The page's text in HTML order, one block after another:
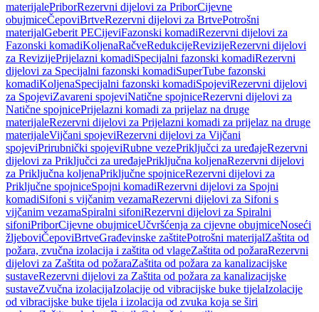
materijalePriborRezervni dijelovi za PriborCijevne
obujmiceČepoviBrtveRezervni dijelovi za BrtvePotrošni
materijalGeberit PECijeviFazonski komadiRezervni dijelovi za
Fazonski komadiKoljenaRačveRedukcijeRevizijeRezervni dijelovi
za RevizijePrijelazni komadiSpecijalni fazonski komadiRezervni
dijelovi za Specijalni fazonski komadiSuperTube fazonski
komadiKoljenaSpecijalni fazonski komadiSpojeviRezervni dijelovi
za SpojeviZavareni spojeviNatične spojniceRezervni dijelovi za
Natične spojnicePrijelazni komadi za prijelaz na druge
materijaleRezervni dijelovi za Prijelazni komadi za prijelaz na druge
materijaleVijčani spojeviRezervni dijelovi za Vijčani
spojeviPrirubnički spojeviRubne vezePriključci za uređajeRezervni
dijelovi za Priključci za uređajePriključna koljenaRezervni dijelovi
za Priključna koljenaPriključne spojniceRezervni dijelovi za
Priključne spojniceSpojni komadiRezervni dijelovi za Spojni
komadiSifoni s vijčanim vezamaRezervni dijelovi za Sifoni s
vijčanim vezamaSpiralni sifoniRezervni dijelovi za Spiralni
sifoniPriborCijevne obujmiceUčvršćenja za cijevne obujmiceNoseći
žljeboviČepoviBrtveGrađevinske zaštitePotrošni materijalZaštita od
požara, zvučna izolacija i zaštita od vlageZaštita od požaraRezervni
dijelovi za Zaštita od požaraZaštita od požara za kanalizacijske
sustaveRezervni dijelovi za Zaštita od požara za kanalizacijske
sustaveZvučna izolacijaIzolacije od vibracijske buke tijelaIzolacije
od vibracijske buke tijela i izolacija od zvuka koja se širi